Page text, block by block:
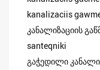
kanalizaciis
კანალიზაციის
santeqniki
გაჭედილი